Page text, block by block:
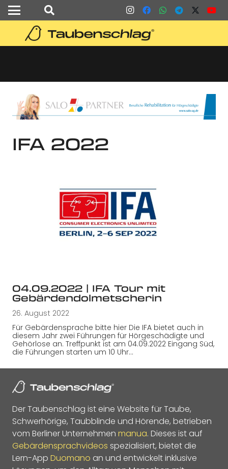
IFA 2022
04.09.2022 | IFA Tour mit
Gebärdendolmetscherin
26. August 2022
Für Gebärdensprache bitte hier Die IFA bietet auch in
diesem Jahr zwei Führungen für Hörgeschädigte und
Gehörlose an. Treffpunkt ist am 04.09.2022 Eingang Süd,
die Führungen starten um 10 Uhr…
Der Taubenschlag ist eine Website für Taube,
Schwerhörige, Taubblinde und Hörende, betrieben
vom Berliner Unternehmen manua. Dieses ist auf
Gebärdensprachvideos spezialisiert, bietet die
Lern-App Duomano an und entwickelt inklusive